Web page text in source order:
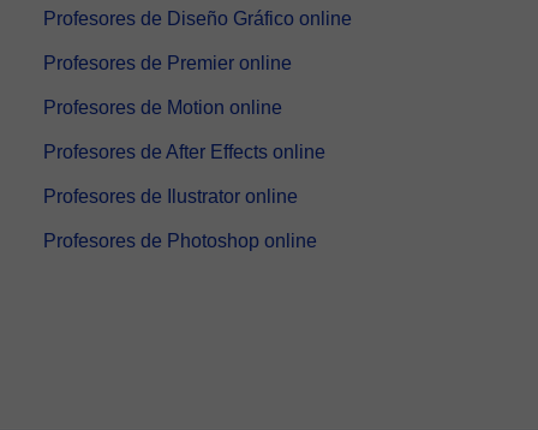
Profesores de Diseño Gráfico online
Profesores de Premier online
Profesores de Motion online
Profesores de After Effects online
Profesores de Ilustrator online
Profesores de Photoshop online